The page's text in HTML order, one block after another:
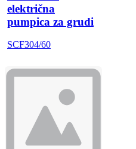
električna
pumpica za grudi
SCF304/60